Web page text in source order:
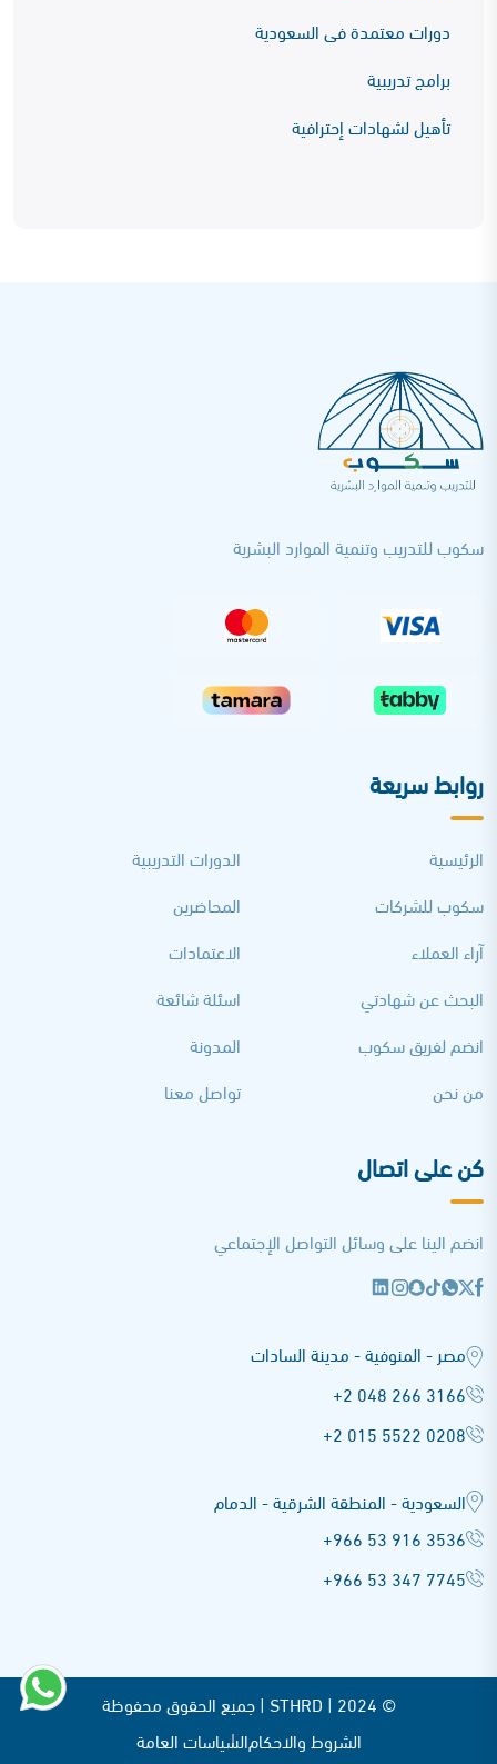
دورات معتمدة فى السعودية
برامج تدريبية
تأهيل لشهادات إحترافية
سكوب للتدريب وتنمية الموارد البشرية
روابط سريعة
الرئيسية
الدورات التدريبية
سكوب للشركات
المحاضرين
آراء العملاء
الاعتمادات
البحث عن شهادتي
اسئلة شائعة
انضم لفريق سكوب
المدونة
من نحن
تواصل معنا
كن على اتصال
انضم الينا على وسائل التواصل الإجتماعي
مصر - المنوفية - مدينة السادات
+2 048 266 3166
+2 015 5522 0208
السعودية - المنطقة الشرقية - الدمام
+966 53 916 3536
+966 53 347 7745
© STHRD | 2024 | جميع الحقوق محفوظة
الشروط والاحكامالسياسات العامة